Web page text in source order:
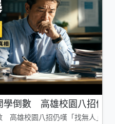
學倒數 高雄校園八招仍
高雄校園八招仍嘆「找無人」